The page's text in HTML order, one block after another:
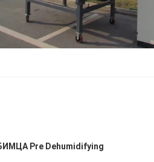
Pre Dehumidifying